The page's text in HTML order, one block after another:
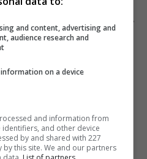
Следующий пост
ПРИМЕТ УЧАСТИЕ В
«ТАНЦІВ З ЗІРКАМИ»
and content, advertising and
audience research and
on a device
and information from
and other device
by and shared with 227
this site. We and our partners